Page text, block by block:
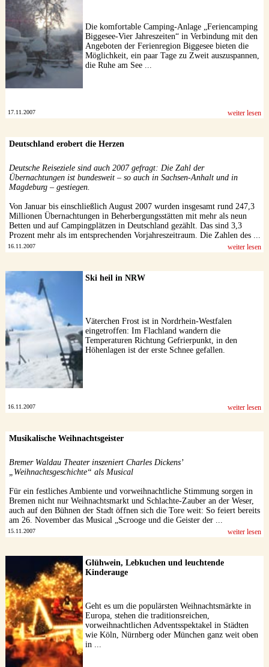
Die komfortable Camping-Anlage „Feriencamping
Biggesee-Vier Jahreszeiten“ in Verbindung mit den
Angeboten der Ferienregion Biggesee bieten die
Möglichkeit, ein paar Tage zu Zweit auszuspannen,
die Ruhe am See ...
17.11.2007 weiter lesen
Deutschland erobert die Herzen
Deutsche Reiseziele sind auch 2007 gefragt: Die Zahl der
Übernachtungen ist bundesweit – so auch in Sachsen-Anhalt und in
Magdeburg – gestiegen.
Von Januar bis einschließlich August 2007 wurden insgesamt rund 247,3
Millionen Übernachtungen in Beherbergungsstätten mit mehr als neun
Betten und auf Campingplätzen in Deutschland gezählt. Das sind 3,3
Prozent mehr als im entsprechenden Vorjahreszeitraum. Die Zahlen des ...
16.11.2007 weiter lesen
Ski heil in NRW
Väterchen Frost ist in Nordrhein-Westfalen
eingetroffen: Im Flachland wandern die
Temperaturen Richtung Gefrierpunkt, in den
Höhenlagen ist der erste Schnee gefallen.
16.11.2007 weiter lesen
Musikalische Weihnachtsgeister
Bremer Waldau Theater inszeniert Charles Dickens’
„Weihnachtsgeschichte“ als Musical
Für ein festliches Ambiente und vorweihnachtliche Stimmung sorgen in
Bremen nicht nur Weihnachtsmarkt und Schlachte-Zauber an der Weser,
auch auf den Bühnen der Stadt öffnen sich die Tore weit: So feiert bereits
am 26. November das Musical „Scrooge und die Geister der ...
15.11.2007 weiter lesen
Glühwein, Lebkuchen und leuchtende
Kinderauge
Geht es um die populärsten Weihnachtsmärkte in
Europa, stehen die traditionsreichen,
vorweihnachtlichen Adventsspektakel in Städten
wie Köln, Nürnberg oder München ganz weit oben
in ...